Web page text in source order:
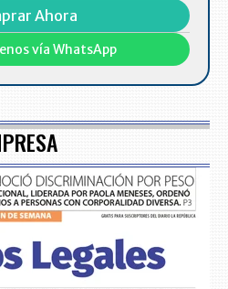
Ahora
vía WhatsApp